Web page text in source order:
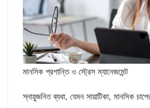
মানসিক প্রশান্তি ও স্ট্রেস ম্যানেজমেন্ট
স্নায়ুজনিত ব্যথা, যেমন সায়াটিকা, মানসিক